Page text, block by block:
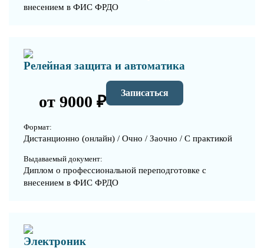
внесением в ФИС ФРДО
Релейная защита и автоматика
от 9000 ₽ Записаться
Формат:
Дистанционно (онлайн) / Очно / Заочно / С практикой
Выдаваемый документ:
Диплом о профессиональной переподготовке с
внесением в ФИС ФРДО
Электроник